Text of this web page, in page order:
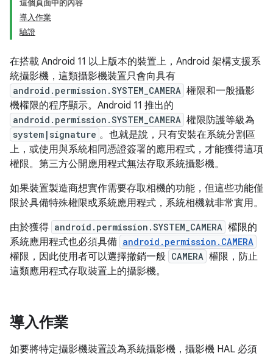
這個頁面中的內容
導入作業
驗證
在搭載 Android 11 以上版本的裝置上，Android 架構支援系
統攝影機，這類攝影機裝置只會向具有
android.permission.SYSTEM_CAMERA 權限和一般攝影
機權限的程序顯示。Android 11 推出的
android.permission.SYSTEM_CAMERA 權限防護等級為
system|signature 。也就是說，只有安裝在系統分割區
上，或使用與系統相同憑證簽署的應用程式，才能獲得這項
權限。第三方公開應用程式無法存取系統攝影機。
如果裝置製造商想實作需要存取相機的功能，但這些功能僅
限於具備特殊權限或系統應用程式，系統相機就非常實用。
由於獲得 android.permission.SYSTEM_CAMERA 權限的
系統應用程式也必須具備 android.permission.CAMERA
權限，因此使用者可以選擇撤銷一般 CAMERA 權限，防止
這類應用程式存取裝置上的攝影機。
導入作業
如要將特定攝影機裝置設為系統攝影機，攝影機 HAL 必須